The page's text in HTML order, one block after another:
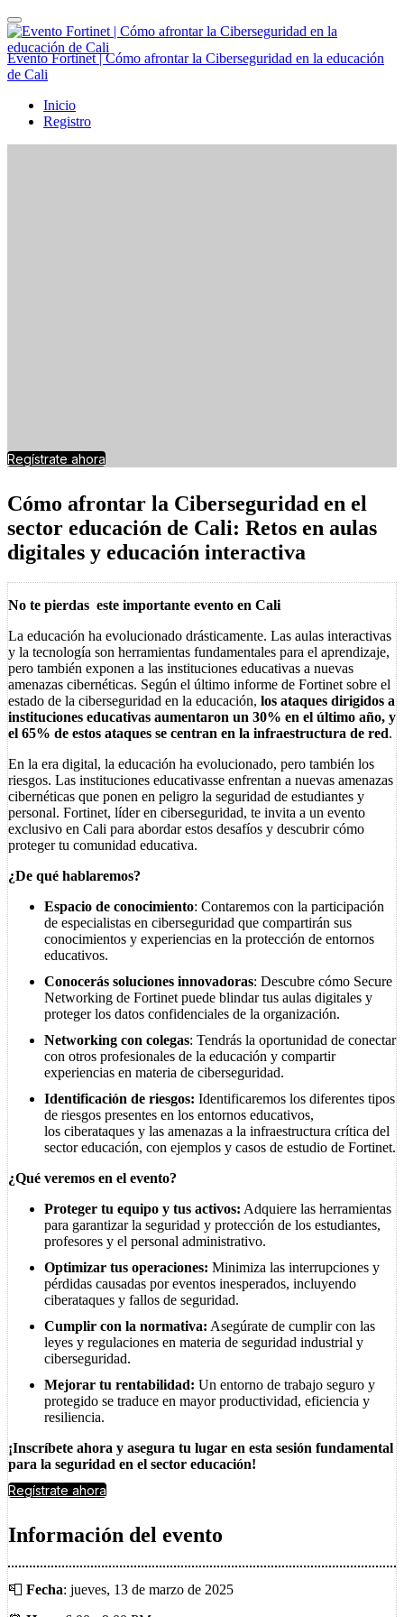
Evento Fortinet | Cómo afrontar la Ciberseguridad en la educación
de Cali
Inicio
Registro
Regístrate ahora
Cómo afrontar la Ciberseguridad en el
sector educación de Cali: Retos en aulas
digitales y educación interactiva
No te pierdas este importante evento en Cali
La educación ha evolucionado drásticamente. Las aulas interactivas
y la tecnología son herramientas fundamentales para el aprendizaje,
pero también exponen a las instituciones educativas a nuevas
amenazas cibernéticas. Según el último informe de Fortinet sobre el
estado de la ciberseguridad en la educación, los ataques dirigidos a
instituciones educativas aumentaron un 30% en el último año, y
el 65% de estos ataques se centran en la infraestructura de red.
En la era digital, la educación ha evolucionado, pero también los
riesgos. Las instituciones educativasse enfrentan a nuevas amenazas
cibernéticas que ponen en peligro la seguridad de estudiantes y
personal. Fortinet, líder en ciberseguridad, te invita a un evento
exclusivo en Cali para abordar estos desafíos y descubrir cómo
proteger tu comunidad educativa.
¿De qué hablaremos?
Espacio de conocimiento: Contaremos con la participación
de especialistas en ciberseguridad que compartirán sus
conocimientos y experiencias en la protección de entornos
educativos.
Conocerás soluciones innovadoras: Descubre cómo Secure
Networking de Fortinet puede blindar tus aulas digitales y
proteger los datos confidenciales de la organización.
Networking con colegas: Tendrás la oportunidad de conectar
con otros profesionales de la educación y compartir
experiencias en materia de ciberseguridad.
Identificación de riesgos: Identificaremos los diferentes tipos
de riesgos presentes en los entornos educativos,
los ciberataques y las amenazas a la infraestructura crítica del
sector educación, con ejemplos y casos de estudio de Fortinet.
¿Qué veremos en el evento?
Proteger tu equipo y tus activos: Adquiere las herramientas
para garantizar la seguridad y protección de los estudiantes,
profesores y el personal administrativo.
Optimizar tus operaciones: Minimiza las interrupciones y
pérdidas causadas por eventos inesperados, incluyendo
ciberataques y fallos de seguridad.
Cumplir con la normativa: Asegúrate de cumplir con las
leyes y regulaciones en materia de seguridad industrial y
ciberseguridad.
Mejorar tu rentabilidad: Un entorno de trabajo seguro y
protegido se traduce en mayor productividad, eficiencia y
resiliencia.
¡Inscríbete ahora y asegura tu lugar en esta sesión fundamental
para la seguridad en el sector educación!
Regístrate ahora
Información del evento
📮 Fecha: jueves, 13 de marzo de 2025